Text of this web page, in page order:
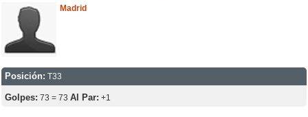
Madrid
Posición: T33
Golpes: 73 = 73 Al Par: +1